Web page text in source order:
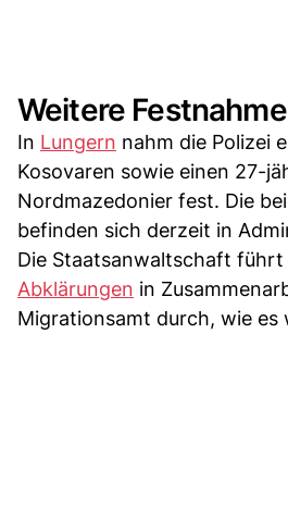
Weitere
In Lungern nahm die Polizei
Kosovaren sowie einen 27-
Nordmazedonier fest. Die
befinden sich derzeit in
Die Staatsanwaltschaft führt
Abklärungen in
Migrationsamt durch, wie es